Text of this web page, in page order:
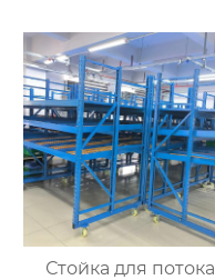
Стойка для потока